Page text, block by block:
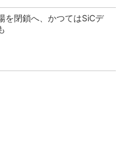
を閉鎖へ、かつてはSiCデ